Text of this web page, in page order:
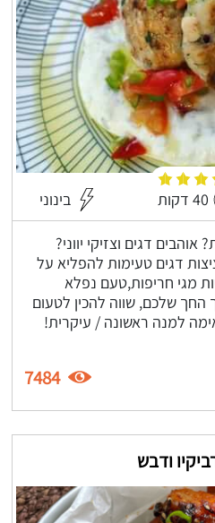
40 דקות בינוני
דגים וצזיקי יווני?
דגים טעימות להפליא על
מגי חריפות,טעם נפלא
החך שלכם, שווה להכין לטעום
למנה ראשונה / עיקרית!
7484
ודבש